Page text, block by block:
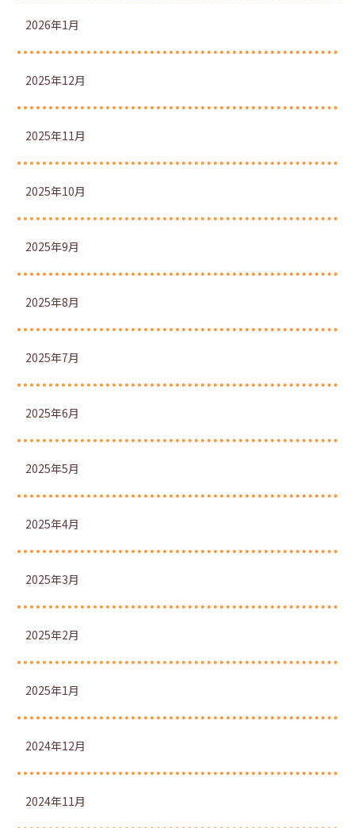
2026年1月
2025年12月
2025年11月
2025年10月
2025年9月
2025年8月
2025年7月
2025年6月
2025年5月
2025年4月
2025年3月
2025年2月
2025年1月
2024年12月
2024年11月